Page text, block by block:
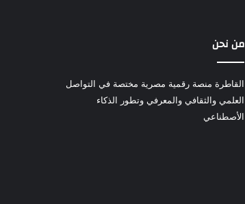
من نحن
القاطرة منصة رقمية مصرية مختصة في التواصل
العلمي والثقافي والمعرفي وتطور الذكاء
الأصطناعي